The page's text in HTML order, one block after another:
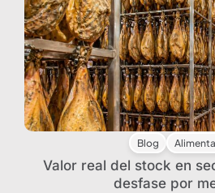
Blog
Valor real del stock en
desfase por